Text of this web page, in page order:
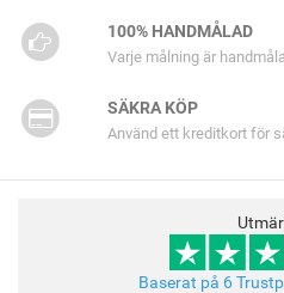
100% HANDMÅLAD
Varje målning är
SÄKRA KÖP
Använd ett kreditkort för
Baserat på 6